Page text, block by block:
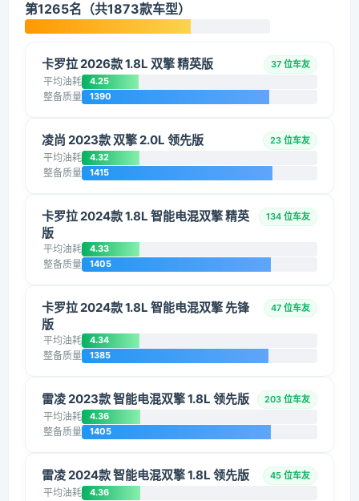
第1265名（共1873款车型）
卡罗拉 2026款 1.8L 双擎 精英版 37 位车友
平均油耗 4.25
整备质量 1390
凌尚 2023款 双擎 2.0L 领先版 23 位车友
平均油耗 4.32
整备质量 1415
卡罗拉 2024款 1.8L 智能电混双擎 精英
版
134 位车友
平均油耗 4.33
整备质量 1405
卡罗拉 2024款 1.8L 智能电混双擎 先锋
版
47 位车友
平均油耗 4.34
整备质量 1385
雷凌 2023款 智能电混双擎 1.8L 领先版 203 位车友
平均油耗 4.36
整备质量 1405
雷凌 2024款 智能电混双擎 1.8L 领先版 45 位车友
平均油耗 4.36